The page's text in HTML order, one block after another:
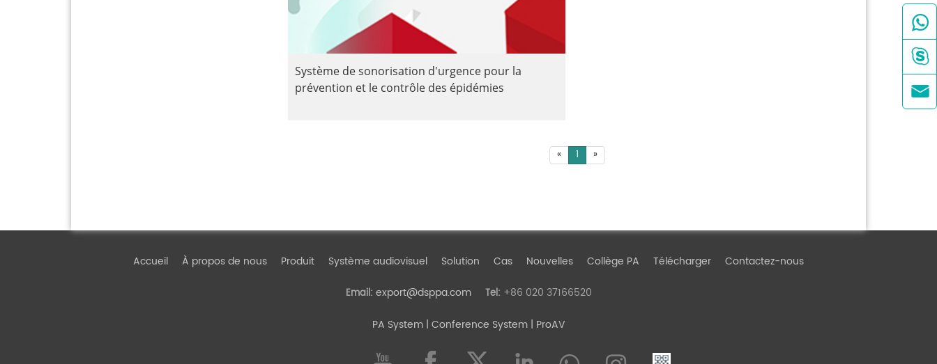
Système de sonorisation d'urgence pour la
prévention et le contrôle des épidémies
« 1 »
Accueil À propos de nous Produit Système audiovisuel Solution Cas Nouvelles Collège PA Télécharger Contactez-nous
Email: export@dsppa.com Tel: +86 020 37166520
PA System| Conference System | ProAV


